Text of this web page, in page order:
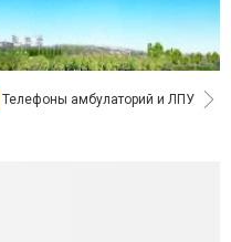
Телефоны амбулаторий и ЛПУ В